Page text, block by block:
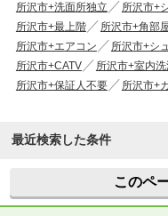
所沢市+洗面所独立
所沢市+
所沢市+最上階
所沢市+角部
所沢市+エアコン
所沢市+シ
所沢市+CATV
所沢市+室内
所沢市+保証人不要
所沢市+
最近検索した条件
このペ